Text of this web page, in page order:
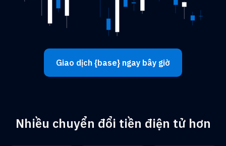
Giao dịch {base} ngay bây giờ
Nhiều chuyển đổi tiền điện tử hơn